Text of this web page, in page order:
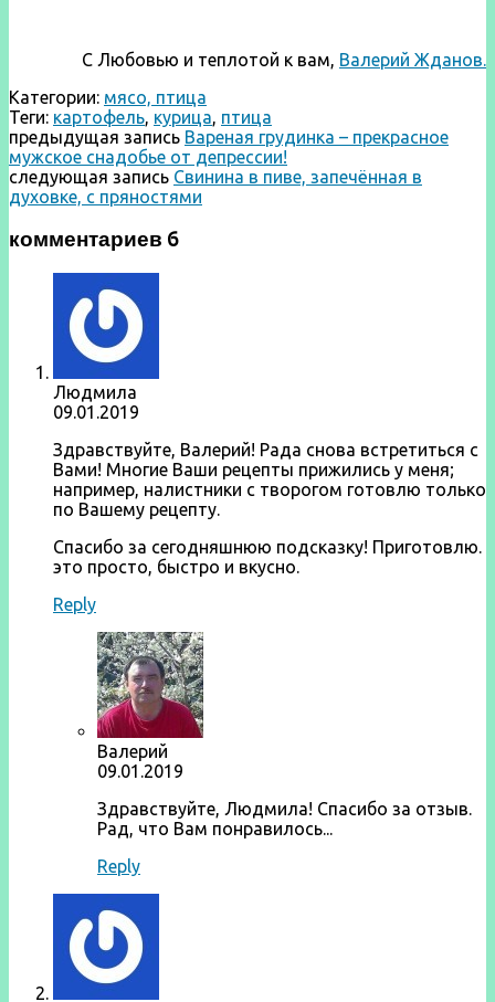
С Любовью и теплотой к вам, Валерий Жданов.
Категории: мясо, птица
Теги: картофель, курица, птица
предыдущая запись Вареная грудинка – прекрасное
мужское снадобье от депрессии!
следующая запись Свинина в пиве, запечённая в
духовке, с пряностями
комментариев 6
Людмила
09.01.2019
Здравствуйте, Валерий! Рада снова встретиться с
Вами! Многие Ваши рецепты прижились у меня;
например, налистники с творогом готовлю только
по Вашему рецепту.
Спасибо за сегодняшнюю подсказку! Приготовлю.
это просто, быстро и вкусно.
Reply
Валерий
09.01.2019
Здравствуйте, Людмила! Спасибо за отзыв.
Рад, что Вам понравилось...
Reply